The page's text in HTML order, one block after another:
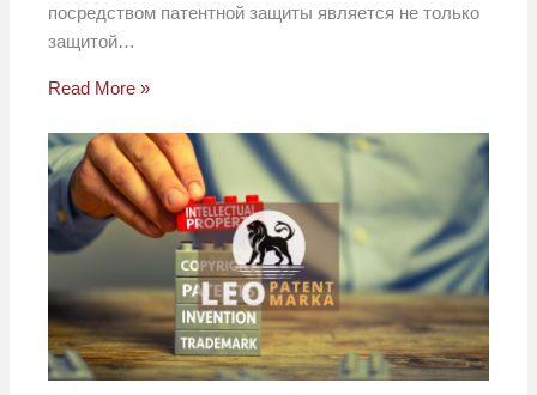
посредством патентной защиты является не только
защитой…
Read More »